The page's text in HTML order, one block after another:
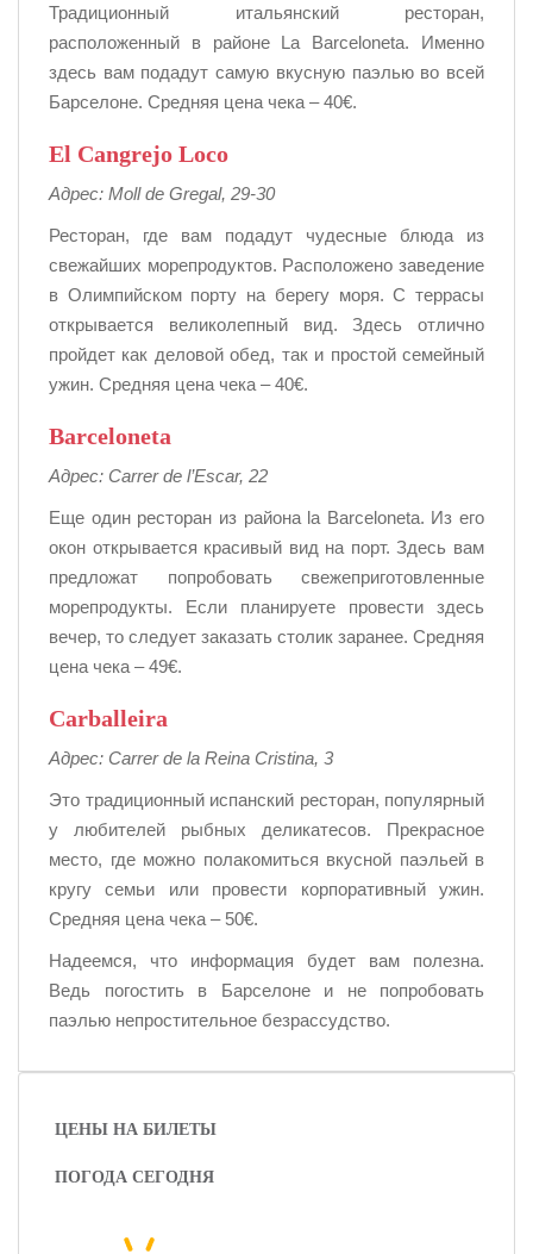
Традиционный итальянский ресторан,
расположенный в районе La Barceloneta. Именно
здесь вам подадут самую вкусную паэлью во всей
Барселоне. Средняя цена чека – 40€.
El Cangrejo Loco
Адрес: Moll de Gregal, 29-30
Ресторан, где вам подадут чудесные блюда из
свежайших морепродуктов. Расположено заведение
в Олимпийском порту на берегу моря. С террасы
открывается великолепный вид. Здесь отлично
пройдет как деловой обед, так и простой семейный
ужин. Средняя цена чека – 40€.
Barceloneta
Адрес: Carrer de l’Escar, 22
Еще один ресторан из района la Barceloneta. Из его
окон открывается красивый вид на порт. Здесь вам
предложат попробовать свежеприготовленные
морепродукты. Если планируете провести здесь
вечер, то следует заказать столик заранее. Средняя
цена чека – 49€.
Carballeira
Адрес: Carrer de la Reina Cristina, 3
Это традиционный испанский ресторан, популярный
у любителей рыбных деликатесов. Прекрасное
место, где можно полакомиться вкусной паэльей в
кругу семьи или провести корпоративный ужин.
Средняя цена чека – 50€.
Надеемся, что информация будет вам полезна.
Ведь погостить в Барселоне и не попробовать
паэлью непростительное безрассудство.
ЦЕНЫ НА БИЛЕТЫ
ПОГОДА СЕГОДНЯ